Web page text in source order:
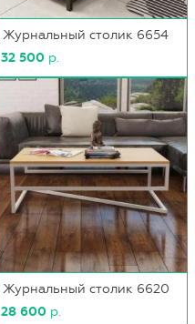
Журнальный столик 6654
32 500 р.
Журнальный столик 6620
28 600 р.